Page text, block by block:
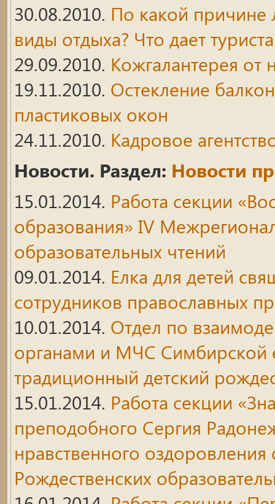
30.08.2010. По какой
виды отдыха? Что дает
29.09.2010. Кожгалантерея от
19.11.2010. Остекление
пластиковых окон
24.11.2010. Кадровое
Новости. Раздел: Новости
15.01.2014. Работа секции
образования» IV
образовательных чтений
09.01.2014. Елка для детей
сотрудников православных
10.01.2014. Отдел по
органами и МЧС Симбирской
традиционный детский
15.01.2014. Работа секции
преподобного Сергия
нравственного
Рождественских